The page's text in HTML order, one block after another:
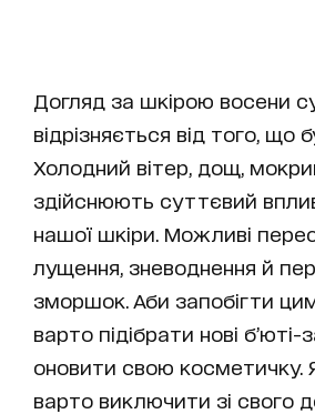
Догляд за шкірою восени
відрізняється від того, що
Холодний вітер, дощ,
здійснюють суттєвий
нашої шкіри. Можливі
лущення, зневоднення й
зморшок. Аби запобігти
варто підібрати нові б’юті-
оновити свою косметичку.
варто виключити зі свого